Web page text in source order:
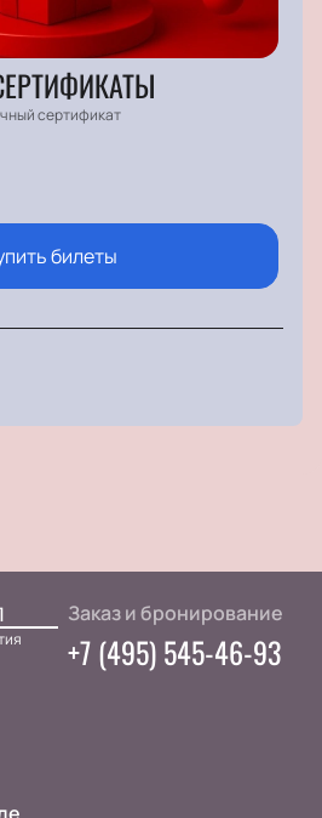
сертификат
билеты
Заказ и бронирование
+7 (495) 545-46-93